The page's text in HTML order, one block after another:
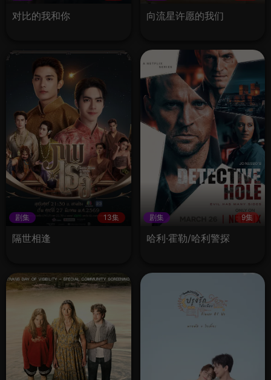
对比的我和你 向流星许愿的我们
剧集 13集
隔世相逢
剧集 9集
哈利·霍勒/哈利警探